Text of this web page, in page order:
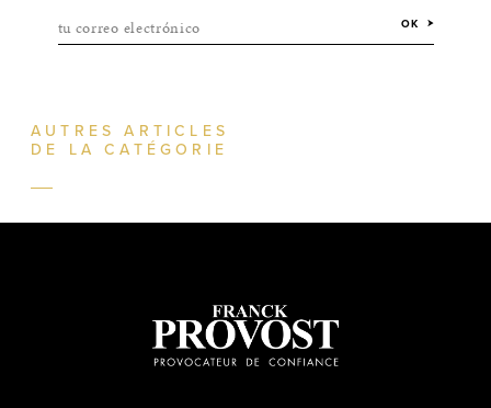
tu correo electrónico OK
AUTRES ARTICLES
DE LA CATÉGORIE